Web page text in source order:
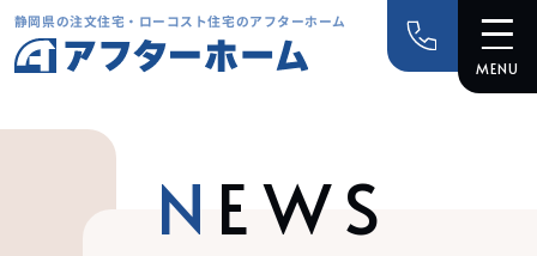
静岡県の注文住宅・ローコスト住宅のアフターホーム
NEWS